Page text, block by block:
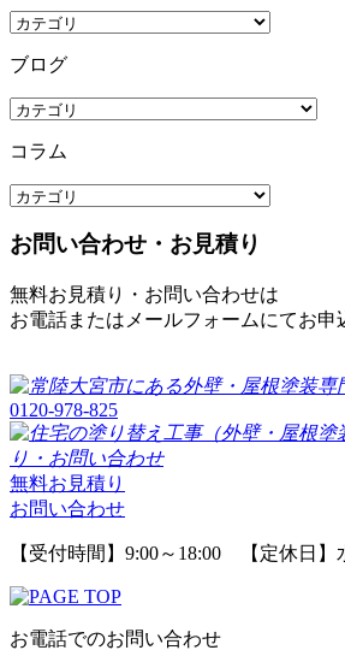
ブログ
コラム
お問い合わせ・お見積り
無料お見積り・お問い合わせは
お電話またはメールフォームにてお申
0120-978-825
無料お見積り
お問い合わせ
【受付時間】9:00～18:00 【定休日】
お電話でのお問い合わせ